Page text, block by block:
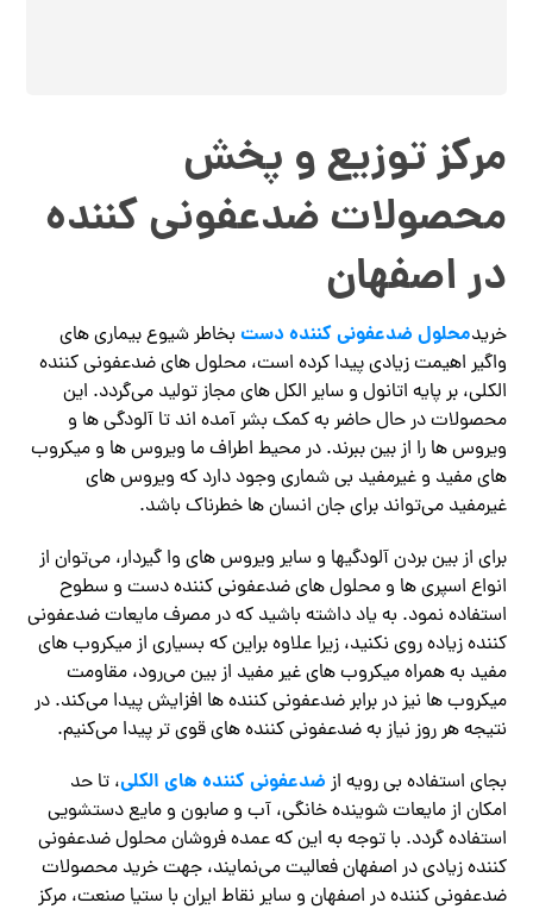
مرکز توزیع و پخش
محصولات ضدعفونی کننده
در اصفهان
خریدمحلول ضدعفونی کننده دست بخاطر شیوع بیماری های
واگیر اهیمت زیادی پیدا کرده است، محلول های ضدعفونی کننده
الکلی، بر پایه اتانول و سایر الکل های مجاز تولید می‌گردد. این
محصولات در حال حاضر به کمک بشر آمده اند تا آلودگی ها و
ویروس ها را از بین ببرند. در محیط اطراف ما ویروس ها و میکروب
های مفید و غیرمفید بی شماری وجود دارد که ویروس های
غیرمفید می‌تواند برای جان انسان ها خطرناک باشد.
برای از بین بردن آلودگیها و سایر ویروس های وا گیردار، می‌توان از
انواع اسپری ها و محلول های ضدعفونی کننده دست و سطوح
استفاده نمود. به یاد داشته باشید که در مصرف مایعات ضدعفونی
کننده زیاده روی نکنید، زیرا علاوه براین که بسیاری از میکروب های
مفید به همراه میکروب های غیر مفید از بین می‌رود، مقاومت
میکروب ها نیز در برابر ضدعفونی کننده ها افزایش پیدا می‌کند. در
نتیجه هر روز نیاز به ضدعفونی کننده های قوی تر پیدا می‌کنیم.
بجای استفاده بی رویه از ضدعفونی کننده های الکلی، تا حد
امکان از مایعات شوینده خانگی، آب و صابون و مایع دستشویی
استفاده گردد. با توجه به این که عمده فروشان محلول ضدعفونی
کننده زیادی در اصفهان فعالیت می‌نمایند، جهت خرید محصولات
ضدعفونی کننده در اصفهان و سایر نقاط ایران با ستیا صنعت، مرکز